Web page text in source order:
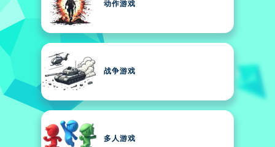
动作游戏
战争游戏
多人游戏